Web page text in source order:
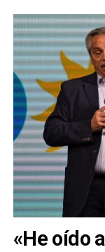
«He oído